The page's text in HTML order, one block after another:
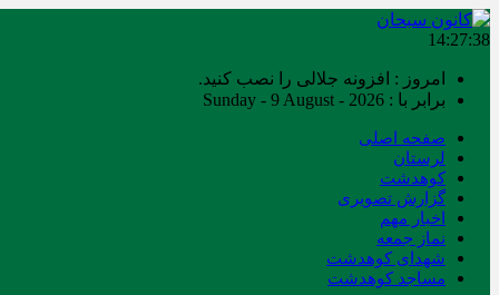
14:27:38
امروز : افزونه جلالی را نصب کنید.
برابر با : Sunday - 9 August - 2026
صفحه اصلی
لرستان
کوهدشت
گزارش تصویری
اخبار مهم
نماز جمعه
شهدای کوهدشت
مساجد کوهدشت